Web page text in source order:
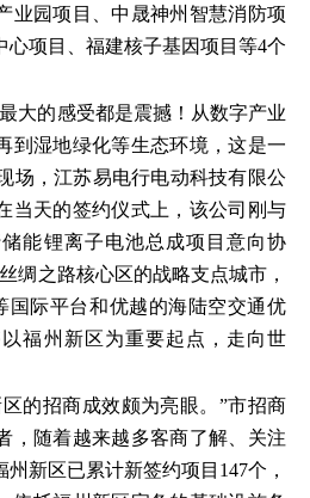
业园项目、中晟神州智慧消防项
心项目、福建核子基因项目等4个
大的感受都是震撼！从数字产业
到湿地绿化等生态环境，这是一
场，江苏易电行电动科技有限公
当天的签约仪式上，该公司刚与
能锂离子电池总成项目意向协
绸之路核心区的战略支点城市，
国际平台和优越的海陆空交通优
福州新区为重要起点，走向世
的招商成效颇为亮眼。”市招商
，随着越来越多客商了解、关注
新区已累计新签约项目147个，